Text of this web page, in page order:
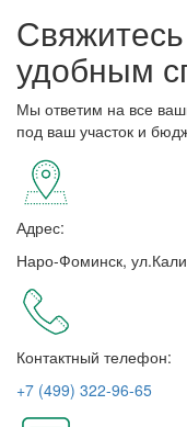
удобным
Мы ответим на все
под ваш участок и
Адрес:
Наро-Фоминск,
Контактный телефон:
+7 (499) 322-96-65